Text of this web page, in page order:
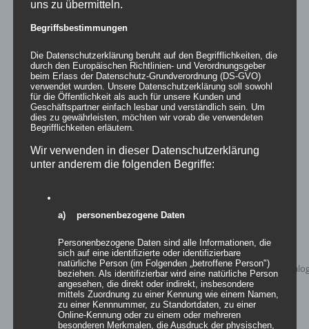
Inflatables AIRFLOWER
zur Wunschliste
uns zu übermitteln.
Begriffsbestimmungen
Die Datenschutzerklärung beruht auf den Begrifflichkeiten, die
durch den Europäischen Richtlinien- und Verordnungsgeber
beim Erlass der Datenschutz-Grundverordnung (DS-GVO)
verwendet wurden. Unsere Datenschutzerklärung soll sowohl
für die Öffentlichkeit als auch für unsere Kunden und
Geschäftspartner einfach lesbar und verständlich sein. Um
dies zu gewährleisten, möchten wir vorab die verwendeten
Begrifflichkeiten erläutern.
Wir verwenden in dieser Datenschutzerklärung
unter anderem die folgenden Begriffe:
a) personenbezogene Daten
Personenbezogene Daten sind alle Informationen, die
sich auf eine identifizierte oder identifizierbare
natürliche Person (im Folgenden „betroffene Person")
beziehen. Als identifizierbar wird eine natürliche Person
angesehen, die direkt oder indirekt, insbesondere
mittels Zuordnung zu einer Kennung wie einem Namen,
zu einer Kennnummer, zu Standortdaten, zu einer
Online-Kennung oder zu einem oder mehreren
besonderen Merkmalen, die Ausdruck der physischen,